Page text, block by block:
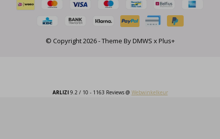
© Copyright2026- Theme ByDMWS x Plus+
ARLIZI9.2 / 10 - 1163 Reviews @ Webwinkelkeur